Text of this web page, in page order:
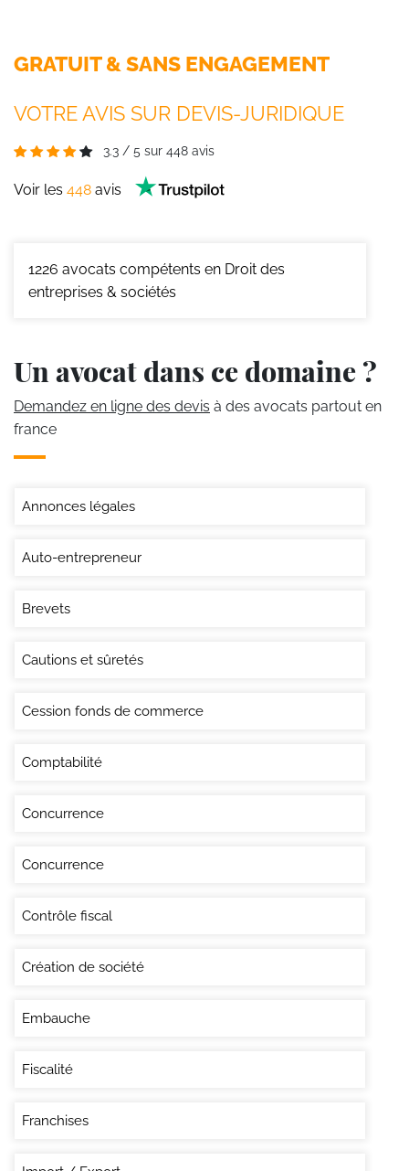
GRATUIT & SANS ENGAGEMENT
VOTRE AVIS SUR DEVIS-JURIDIQUE
3.3 / 5 sur 448 avis
Voir les 448 avis
1226 avocats compétents en Droit des
entreprises & sociétés
Un avocat dans ce domaine ?
Demandez en ligne des devis à des avocats partout en
france
Annonces légales
Auto-entrepreneur
Brevets
Cautions et sûretés
Cession fonds de commerce
Comptabilité
Concurrence
Concurrence
Contrôle fiscal
Création de société
Embauche
Fiscalité
Franchises